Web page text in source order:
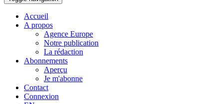
Accueil
A propos
Agence Europe
Notre publication
La rédaction
Abonnements
Aperçu
Je m'abonne
Contact
Connexion